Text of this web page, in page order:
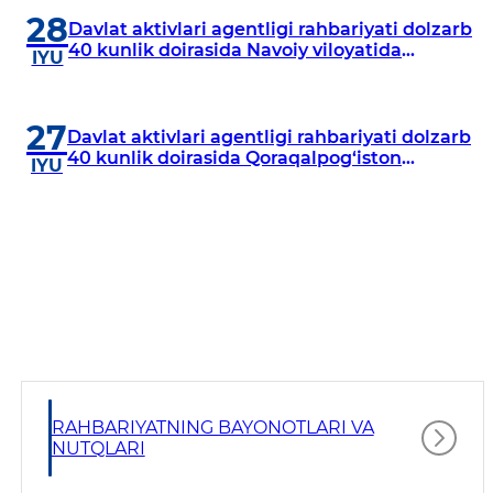
28
IYU
Davlat aktivlari agentligi rahbariyati dolzarb
40 kunlik doirasida Navoiy viloyatida
27
IYU
Davlat aktivlari agentligi rahbariyati dolzarb
40 kunlik doirasida Qoraqalpog‘iston
RAHBARIYATNING BAYONOTLARI VA
NUTQLARI